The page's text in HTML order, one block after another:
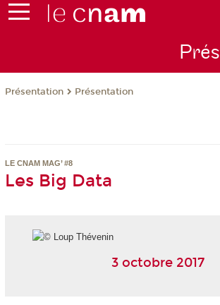
Prés
Présentation Présentation
LE CNAM MAG’ #8
Les Big Data
3 octobre 2017